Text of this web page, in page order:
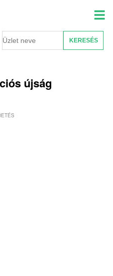
újság